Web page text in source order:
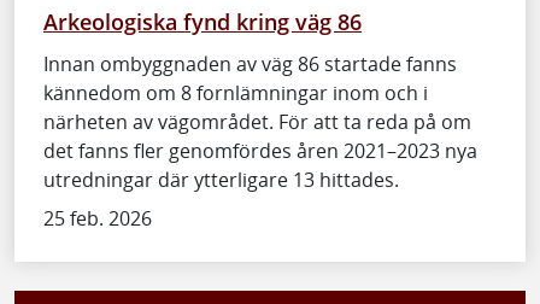
Arkeologiska fynd kring väg 86
Innan ombyggnaden av väg 86 startade fanns
kännedom om 8 fornlämningar inom och i
närheten av vägområdet. För att ta reda på om
det fanns fler genomfördes åren 2021–2023 nya
utredningar där ytterligare 13 hittades.
25 feb. 2026